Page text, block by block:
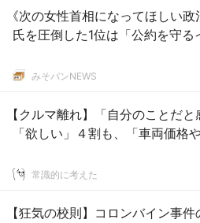
《次の女性首相になってほしい
氏を圧倒した1位は「公約を守る
みそパンNEWS
【クルマ離れ】「自分のことだ
「欲しい」４割も、「車両価格
常識的に考えた
【狂気の校則】コロンバイン事